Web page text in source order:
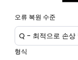
오류 복원 수준
형식